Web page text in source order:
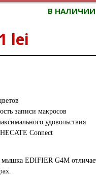
В НАЛИЧИИ
lei
записи макросов
удовольствия
Connect
EDIFIER G4M